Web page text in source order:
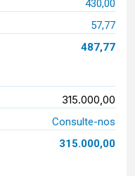
430,00
57,77
487,77
315.000,00
Consulte-nos
315.000,00